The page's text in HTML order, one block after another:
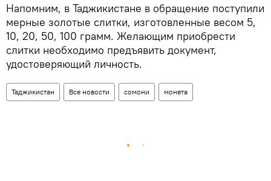
Напомним, в Таджикистане в обращение поступили
мерные золотые слитки, изготовленные весом 5,
10, 20, 50, 100 грамм. Желающим приобрести
слитки необходимо предъявить документ,
удостоверяющий личность.
Таджикистан Все новости сомони монета